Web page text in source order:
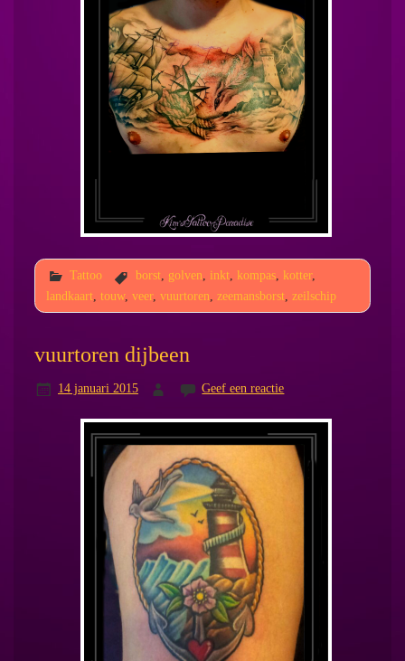
Tattoo borst, golven, inkt, kompas, kotter,
landkaart, touw, veer, vuurtoren zeemansborst, zeilschip
vuurtoren dijbeen
14 januari 2015 Geef een reactie